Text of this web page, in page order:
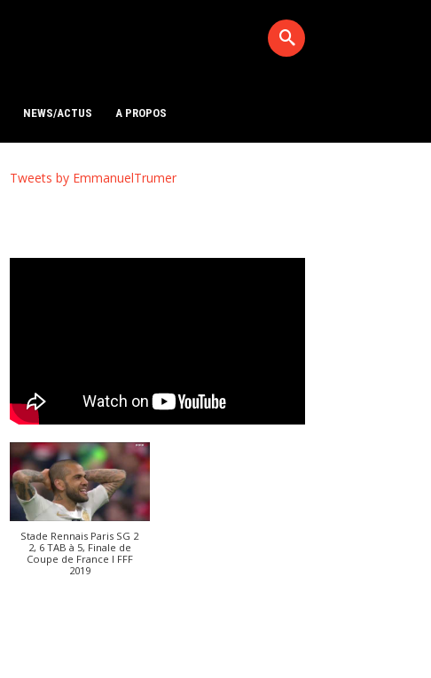
NEWS/ACTUS A PROPOS
Tweets by EmmanuelTrumer
Stade Rennais Paris SG 2
2, 6 TAB à 5, Finale de
Coupe de France I FFF
2019